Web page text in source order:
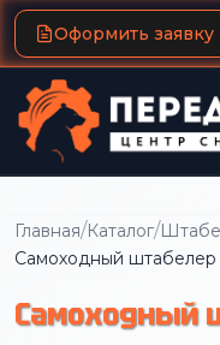
Оформить заявку
Главная/Каталог/
Самоходный штабелер
Самоходный